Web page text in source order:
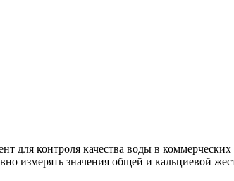
для контроля качества воды в
измерять значения общей и кальциевой